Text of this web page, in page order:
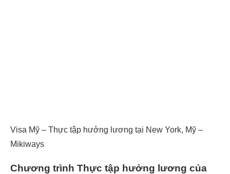
Visa Mỹ – Thực tập hưởng lương tại New York, Mỹ –
Mikiways
Chương trình Thực tập hưởng lương của